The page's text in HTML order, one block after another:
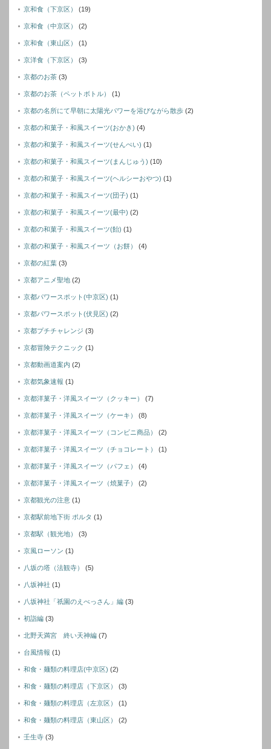
京和食（下京区） (19)
京和食（中京区） (2)
京和食（東山区） (1)
京洋食（下京区） (3)
京都のお茶 (3)
京都のお茶（ペットボトル） (1)
京都の名所にて早朝に太陽光パワーを浴びながら散歩 (2)
京都の和菓子・和風スイーツ(おかき) (4)
京都の和菓子・和風スイーツ(せんぺい) (1)
京都の和菓子・和風スイーツ(まんじゅう) (10)
京都の和菓子・和風スイーツ(ヘルシーおやつ) (1)
京都の和菓子・和風スイーツ(団子) (1)
京都の和菓子・和風スイーツ(最中) (2)
京都の和菓子・和風スイーツ(飴) (1)
京都の和菓子・和風スイーツ（お餅） (4)
京都の紅葉 (3)
京都アニメ聖地 (2)
京都パワースポット(中京区) (1)
京都パワースポット(伏見区) (2)
京都プチチャレンジ (3)
京都冒険テクニック (1)
京都動画道案内 (2)
京都気象速報 (1)
京都洋菓子・洋風スイーツ（クッキー） (7)
京都洋菓子・洋風スイーツ（ケーキ） (8)
京都洋菓子・洋風スイーツ（コンビニ商品） (2)
京都洋菓子・洋風スイーツ（チョコレート） (1)
京都洋菓子・洋風スイーツ（パフェ） (4)
京都洋菓子・洋風スイーツ（焼菓子） (2)
京都観光の注意 (1)
京都駅前地下街 ポルタ (1)
京都駅（観光地） (3)
京風ローソン (1)
八坂の塔（法観寺） (5)
八坂神社 (1)
八坂神社「祇園のえべっさん」編 (3)
初詣編 (3)
北野天満宮 終い天神編 (7)
台風情報 (1)
和食・麺類の料理店(中京区) (2)
和食・麺類の料理店（下京区） (3)
和食・麺類の料理店（左京区） (1)
和食・麺類の料理店（東山区） (2)
壬生寺 (3)